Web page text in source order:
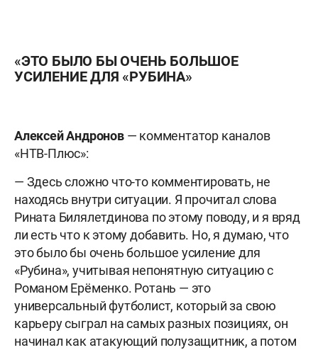
«ЭТО БЫЛО БЫ ОЧЕНЬ БОЛЬШОЕ
УСИЛЕНИЕ ДЛЯ «РУБИНА»
Алексей Андронов— комментатор каналов
«НТВ-Плюс»:
— Здесь сложно что-то комментировать, не
находясь внутри ситуации. Я прочитал слова
Рината Билялетдинова по этому поводу, и я вряд
ли есть что к этому добавить. Но, я думаю, что
это было бы очень большое усиление для
«Рубина», учитывая непонятную ситуацию с
Романом Ерёменко. Ротань — это
универсальный футболист, который за свою
карьеру сыграл на самых разных позициях, он
начинал как атакующий полузащитник, а потом